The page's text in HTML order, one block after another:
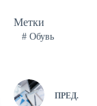
Метки
#Обувь
ПРЕД.